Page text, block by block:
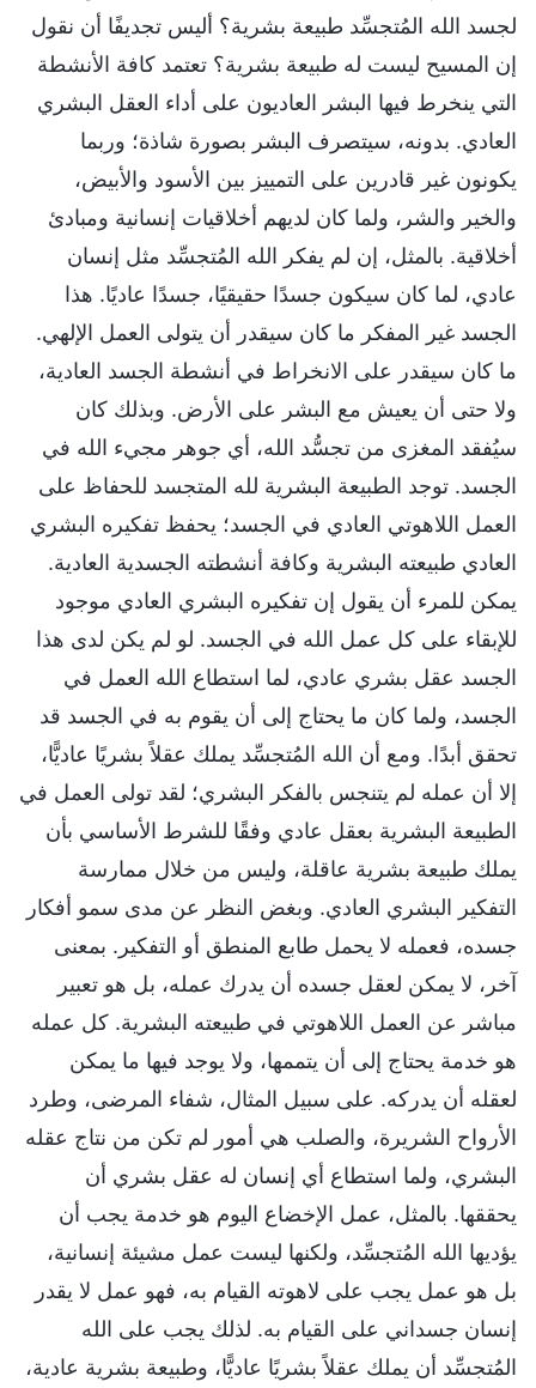
لجسد الله المُتجسِّد طبيعة بشرية؟ أليس تجديفًا أن نقول
إن المسيح ليست له طبيعة بشرية؟ تعتمد كافة الأنشطة
التي ينخرط فيها البشر العاديون على أداء العقل البشري
العادي. بدونه، سيتصرف البشر بصورة شاذة؛ وربما
يكونون غير قادرين على التمييز بين الأسود والأبيض،
والخير والشر، ولما كان لديهم أخلاقيات إنسانية ومبادئ
أخلاقية. بالمثل، إن لم يفكر الله المُتجسِّد مثل إنسان
عادي، لما كان سيكون جسدًا حقيقيًا، جسدًا عاديًا. هذا
الجسد غير المفكر ما كان سيقدر أن يتولى العمل الإلهي.
ما كان سيقدر على الانخراط في أنشطة الجسد العادية،
ولا حتى أن يعيش مع البشر على الأرض. وبذلك كان
سيُفقد المغزى من تجسُّد الله، أي جوهر مجيء الله في
الجسد. توجد الطبيعة البشرية لله المتجسد للحفاظ على
العمل اللاهوتي العادي في الجسد؛ يحفظ تفكيره البشري
العادي طبيعته البشرية وكافة أنشطته الجسدية العادية.
يمكن للمرء أن يقول إن تفكيره البشري العادي موجود
للإبقاء على كل عمل الله في الجسد. لو لم يكن لدى هذا
الجسد عقل بشري عادي، لما استطاع الله العمل في
الجسد، ولما كان ما يحتاج إلى أن يقوم به في الجسد قد
تحقق أبدًا. ومع أن الله المُتجسِّد يملك عقلاً بشريًا عاديًّا،
إلا أن عمله لم يتنجس بالفكر البشري؛ لقد تولى العمل في
الطبيعة البشرية بعقل عادي وفقًا للشرط الأساسي بأن
يملك طبيعة بشرية عاقلة، وليس من خلال ممارسة
التفكير البشري العادي. وبغض النظر عن مدى سمو أفكار
جسده، فعمله لا يحمل طابع المنطق أو التفكير. بمعنى
آخر، لا يمكن لعقل جسده أن يدرك عمله، بل هو تعبير
مباشر عن العمل اللاهوتي في طبيعته البشرية. كل عمله
هو خدمة يحتاج إلى أن يتممها، ولا يوجد فيها ما يمكن
لعقله أن يدركه. على سبيل المثال، شفاء المرضى، وطرد
الأرواح الشريرة، والصلب هي أمور لم تكن من نتاج عقله
البشري، ولما استطاع أي إنسان له عقل بشري أن
يحققها. بالمثل، عمل الإخضاع اليوم هو خدمة يجب أن
يؤديها الله المُتجسِّد، ولكنها ليست عمل مشيئة إنسانية،
بل هو عمل يجب على لاهوته القيام به، فهو عمل لا يقدر
إنسان جسداني على القيام به. لذلك يجب على الله
المُتجسِّد أن يملك عقلاً بشريًا عاديًّا، وطبيعة بشرية عادية،